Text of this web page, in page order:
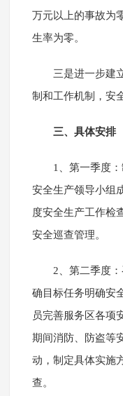
万元以上的事故为
生率为零。
三是进一步建
制和工作机制，安
三、具体安排
1、第一季度
安全生产领导小组
度安全生产工作检
安全巡查管理。
2、第二季度
确目标任务明确安
员完善服务区各项
期间消防、防盗等
动，制定具体实施
查。